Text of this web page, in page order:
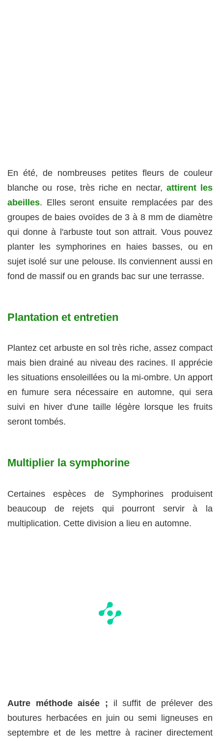
En été, de nombreuses petites fleurs de couleur
blanche ou rose, très riche en nectar, attirent les
abeilles. Elles seront ensuite remplacées par des
groupes de baies ovoïdes de 3 à 8 mm de diamètre
qui donne à l'arbuste tout son attrait. Vous pouvez
planter les symphorines en haies basses, ou en
sujet isolé sur une pelouse. Ils conviennent aussi en
fond de massif ou en grands bac sur une terrasse.
Plantation et entretien
Plantez cet arbuste en sol très riche, assez compact
mais bien drainé au niveau des racines. Il apprécie
les situations ensoleillées ou la mi-ombre. Un apport
en fumure sera nécessaire en automne, qui sera
suivi en hiver d'une taille légère lorsque les fruits
seront tombés.
Multiplier la symphorine
Certaines espèces de Symphorines produisent
beaucoup de rejets qui pourront servir à la
multiplication. Cette division a lieu en automne.
Autre méthode aisée ; il suffit de prélever des
boutures herbacées en juin ou semi ligneuses en
septembre et de les mettre à raciner directement